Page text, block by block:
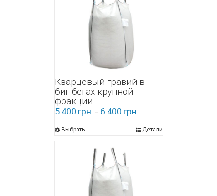
Кварцевый гравий в
биг-бегах крупной
фракции
5 400 грн. – 6 400 грн.
Выбрать ... Детали